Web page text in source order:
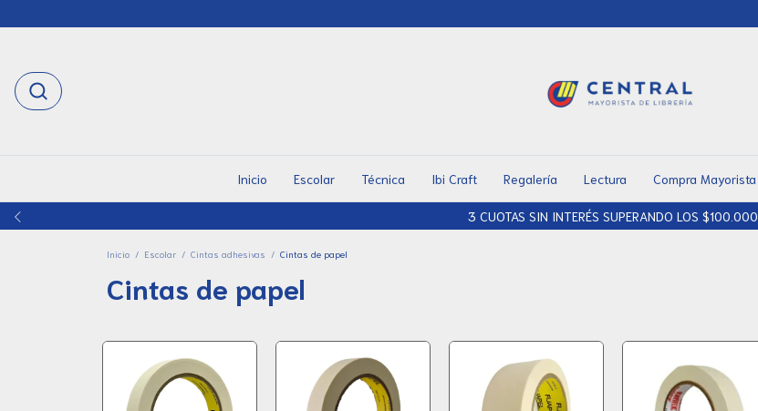
3 CUOTAS SIN INTERÉS SUPERANDO LOS $100.000
Inicio Escolar Técnica Ibi Craft Regalería Lectura Compra Mayorista
Inicio / Escolar / Cintas adhesivas / Cintas de papel
Cintas de papel